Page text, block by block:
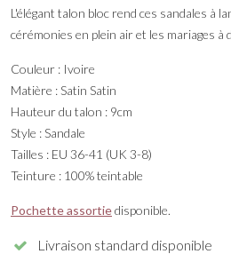
L'élégant talon bloc rend ces sandales à
cérémonies en plein air et les mariages à
Couleur : Ivoire
Matière : Satin Satin
Hauteur du talon : 9cm
Style : Sandale
Tailles : EU 36-41 (UK 3-8)
Teinture : 100% teintable
Pochette assortiedisponible.
Livraison standard disponible